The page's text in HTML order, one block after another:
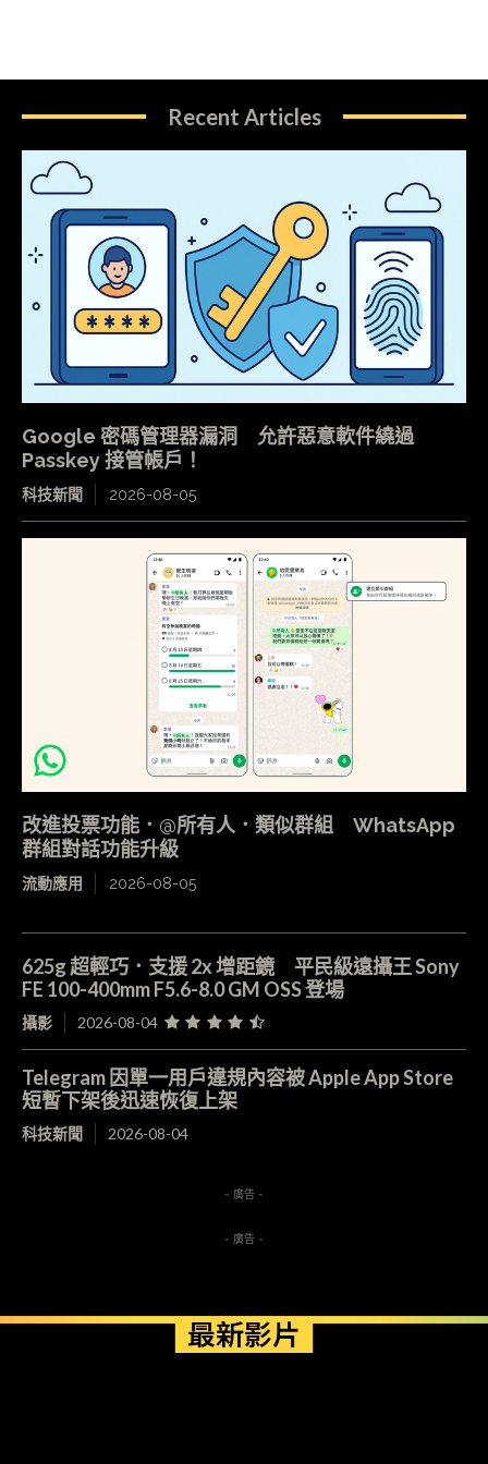
Recent Articles
Google 密碼管理器漏洞 允許惡意軟件繞過
Passkey 接管帳戶！
科技新聞 2026-08-05
改進投票功能．@所有人．類似群組 WhatsApp
群組對話功能升級
流動應用 2026-08-05
625g 超輕巧．支援 2x 增距鏡 平民級遠攝王 Sony
FE 100-400mm F5.6-8.0 GM OSS 登場
攝影 2026-08-04
Telegram 因單一用戶違規內容被 Apple App Store
短暫下架後迅速恢復上架
科技新聞 2026-08-04
- 廣告 -
- 廣告 -
最新影片